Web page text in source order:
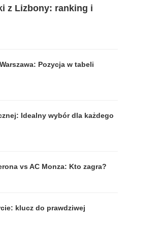
z Lizbony: ranking i
Pozycja w tabeli
Idealny wybór dla każdego
vs AC Monza: Kto zagra?
klucz do prawdziwej